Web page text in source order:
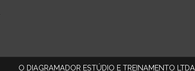
O DIAGRAMADOR ESTÚDIO E TREINAMENTO LTDA